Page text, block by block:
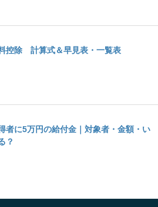
控除 計算式＆早見表・一覧表
者に5万円の給付金｜対象者・金額・い
？